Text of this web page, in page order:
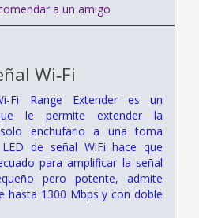
a un amigo
Wi‑Fi
Fi Range Extender es un
le permite extender la
enchufarlo a una toma
de señal WiFi hace que
para amplificar la señal
pero potente, admite
hasta 1300 Mbps y con doble